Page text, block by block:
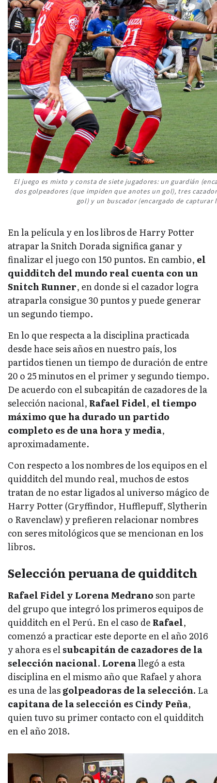
El juego es mixto y consta de siete jugadores: un guardián
dos golpeadores (que impiden que anotes un gol), tres
gol) y un buscador (encargado de capturar
En la película y en los libros de Harry Potter
atrapar la Snitch Dorada significa ganar y
finalizar el juego con 150 puntos. En cambio, el
quidditch del mundo real cuenta con un
Snitch Runner, en donde si el cazador logra
atraparla consigue 30 puntos y puede generar
un segundo tiempo.
En lo que respecta a la disciplina practicada
desde hace seis años en nuestro país, los
partidos tienen un tiempo de duración de entre
20 o 25 minutos en el primer y segundo tiempo.
De acuerdo con el subcapitán de cazadores de la
selección nacional, Rafael Fidel, el tiempo
máximo que ha durado un partido
completo es de una hora y media,
aproximadamente.
Con respecto a los nombres de los equipos en el
quidditch del mundo real, muchos de estos
tratan de no estar ligados al universo mágico de
Harry Potter (Gryffindor, Hufflepuff, Slytherin
o Ravenclaw) y prefieren relacionar nombres
con seres mitológicos que se mencionan en los
libros.
Selección peruana de quidditch
Rafael Fidel y Lorena Medranoson parte
del grupo que integró los primeros equipos de
quidditch en el Perú. En el caso de Rafael,
comenzó a practicar este deporte en el año 2016
y ahora es elsubcapitán de cazadores de la
selección nacional. Lorenallegó a esta
disciplina en el mismo año que Rafael y ahora
es una de lasgolpeadoras de la selección. La
capitana de la selección es Cindy Peña,
quien tuvo su primer contacto con el quidditch
en el año 2018.